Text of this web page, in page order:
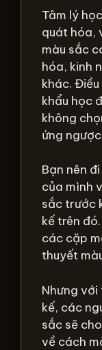
Tâm lý
quát hóa,
màu sắc
hóa, kinh
khác.
khẩu học
không
ứng
Bạn nên
của mình
sắc trước
kế trên
các cặp
thuyết
Nhưng
kế, các
sắc sẽ
về cách